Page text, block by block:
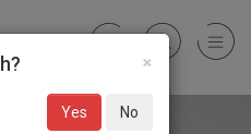
×
Yes No